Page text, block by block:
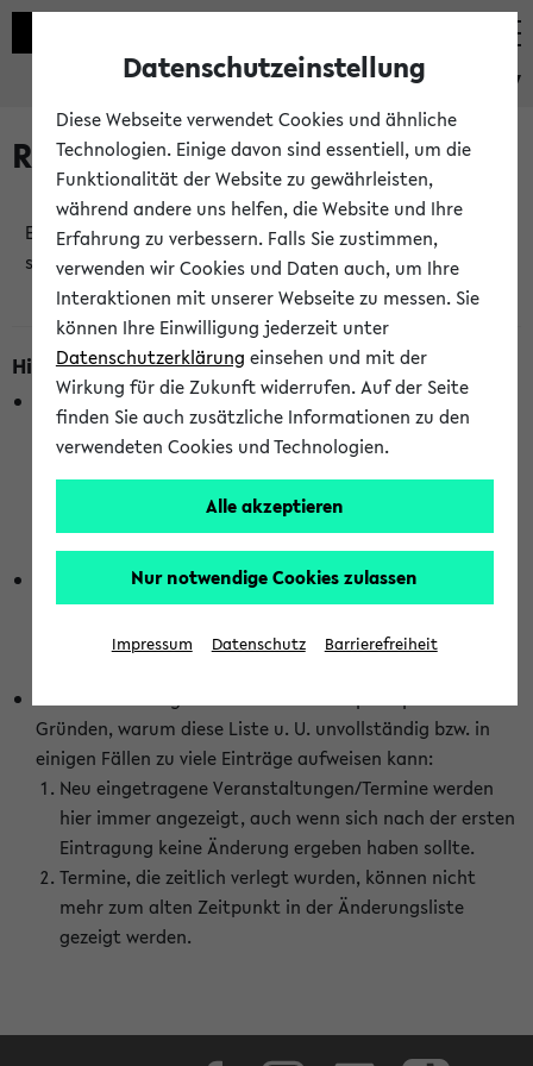
eKVV
Raumänderungen
Es wurden keine Raumänderungen an jetzt
stattfindenden Veranstaltungen gefunden!
Hinweise zur Liste der Raumänderungen
In dieser Liste werden nur Veranstaltungstermine
berücksichtigt, die gerade oder innerhalb der nächsten 2
Stunden stattfinden. Berücksichtigt werden nur Termine,
wurden. Die Anzeige ist semesterübergreifend und nicht
abhängig vom im eKVV gewählten Semester.
Die hier gezeigte Liste von Raumänderungen kann nur
vollständig sein, wenn den Fakultäten von den Lehrenden
die Änderungen zeitnah mitgeteilt und diese Änderungen
Gründen, warum diese Liste u. U. unvollständig bzw. in
einigen Fällen zu viele Einträge aufweisen kann:
Neu eingetragene Veranstaltungen/Termine werden
hier immer angezeigt, auch wenn sich nach der ersten
Eintragung keine Änderung ergeben haben sollte.
Termine, die zeitlich verlegt wurden, können nicht
mehr zum alten Zeitpunkt in der Änderungsliste
gezeigt werden.
Datenschutzeinstellung
Diese Webseite verwendet Cookies und ähnliche
Technologien. Einige davon sind essentiell, um die
Funktionalität der Website zu gewährleisten,
während andere uns helfen, die Website und Ihre
Erfahrung zu verbessern. Falls Sie zustimmen,
verwenden wir Cookies und Daten auch, um Ihre
Interaktionen mit unserer Webseite zu messen. Sie
können Ihre Einwilligung jederzeit unter
Datenschutzerklärung einsehen und mit der
Wirkung für die Zukunft widerrufen. Auf der Seite
finden Sie auch zusätzliche Informationen zu den
verwendeten Cookies und Technologien.
Alle akzeptieren
Nur notwendige Cookies zulassen
Impressum Datenschutz Barrierefreiheit